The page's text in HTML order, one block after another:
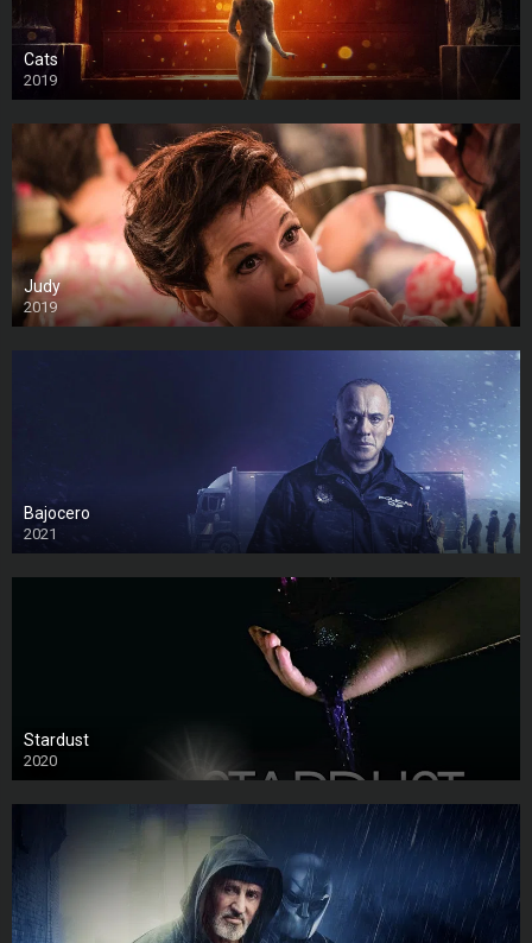
Cats
2019
Judy
2019
Bajocero
2021
Stardust
2020